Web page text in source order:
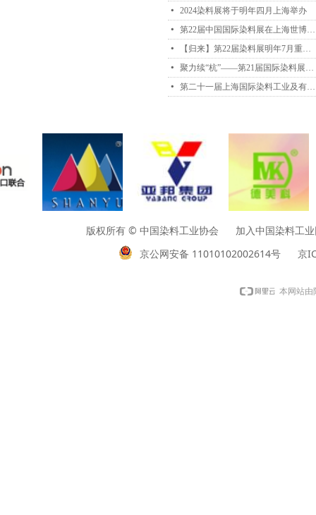
넸 2024染料展将于明年四月上海举办
넸 第22届中国国际染料展在上海世博展览馆盛装开幕
넸 【归来】第22届染料展明年7月重回上海
넸 聚力续“杭”——第21届国际染料展9月移师杭州
넸 第二十一届上海国际染料工业及有机颜料、纺织化学品展览会
版权所有 © 中国染料工业协会 加入中国染料工业
京公网安备 11010102002614号
京
本网站由